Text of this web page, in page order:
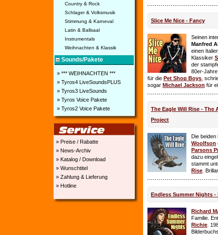
Country & Rock
Schlager & Volksmusik
Stimmung & Karneval
Latin & Ballsaal
Instrumentals
Weihnachten & Klassik
Sounds/Pakete
» *** WEIHNACHTEN ***
» Tyros4 LiveSoundsPLUS
» Tyros3 LiveSounds
» Tyros Voice Pakete
» Tyros2 Voice Pakete
» Preise / Rabatte
» News-Archiv
» Katalog / Download
» Wunschtitel
» Zahlung & Lieferung
» Hotline
Slice Me Nice - Fancy
Seinen
Manfred
einen
Klassiker
der
80er-
für die Pet Shop Boys ,
sogar Michael Jackson für
The Eagle Will Rise - The
Project
Die beiden
Woolfson
Parsons
dazu
stammt
Rise .
Endless Summer Nights -
Richard
Familie.
Richie .